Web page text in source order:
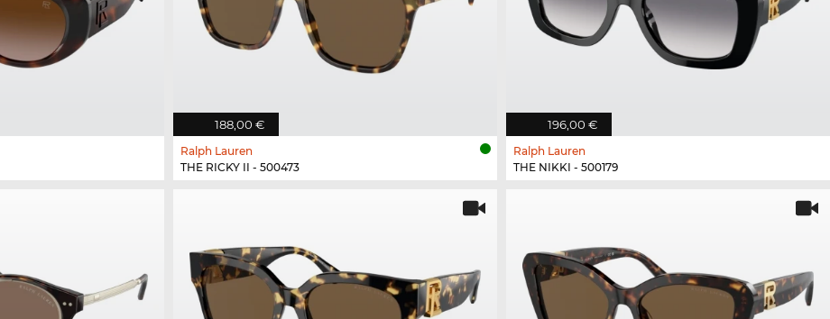
188,00 €
Ralph Lauren
THE RICKY II - 500473
196,00 €
Ralph Lauren
THE NIKKI - 500179